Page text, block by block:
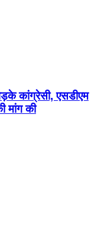
कांग्रेसी, एसडीएम
मांग की